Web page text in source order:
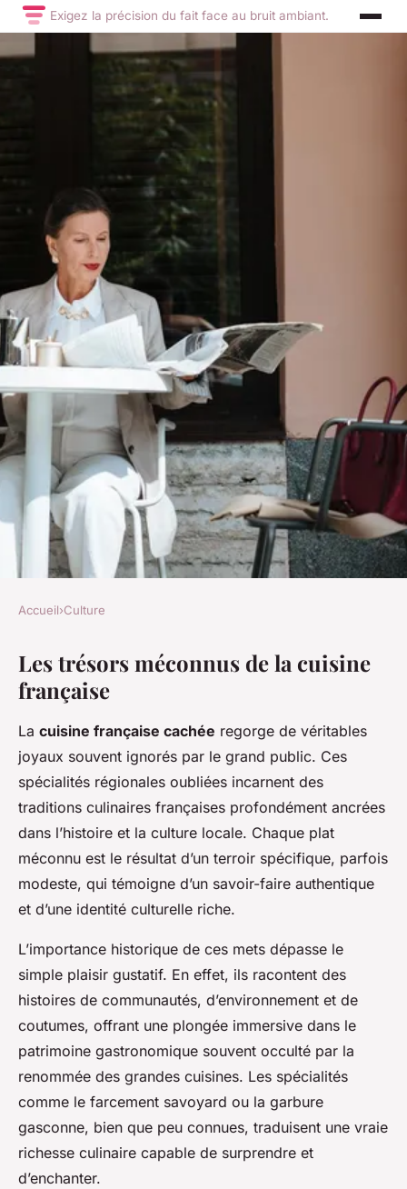
Exigez la précision du fait face au bruit ambiant.
Les essentiels cachés de la
cuisine française à découvrir
absolument
Sara 7 mai 2025 6 min de lecture
Accueil›Culture
Les trésors méconnus de la cuisine
française
La cuisine française cachée regorge de véritables
joyaux souvent ignorés par le grand public. Ces
spécialités régionales oubliées incarnent des
traditions culinaires françaises profondément ancrées
dans l’histoire et la culture locale. Chaque plat
méconnu est le résultat d’un terroir spécifique, parfois
modeste, qui témoigne d’un savoir-faire authentique
et d’une identité culturelle riche.
L’importance historique de ces mets dépasse le
simple plaisir gustatif. En effet, ils racontent des
histoires de communautés, d’environnement et de
coutumes, offrant une plongée immersive dans le
patrimoine gastronomique souvent occulté par la
renommée des grandes cuisines. Les spécialités
comme le farcement savoyard ou la garbure
gasconne, bien que peu connues, traduisent une vraie
richesse culinaire capable de surprendre et
d’enchanter.